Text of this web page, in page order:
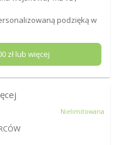
podzięką w
zł lub więcej
Nielimitowana